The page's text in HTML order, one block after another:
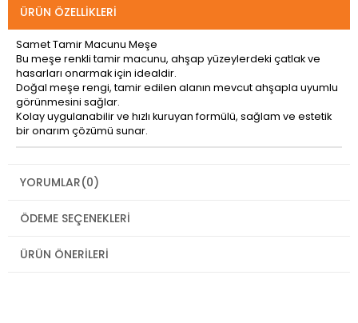
ÜRÜN ÖZELLIKLERI
Samet Tamir Macunu Meşe
Bu meşe renkli tamir macunu, ahşap yüzeylerdeki çatlak ve
hasarları onarmak için idealdir.
Doğal meşe rengi, tamir edilen alanın mevcut ahşapla uyumlu
görünmesini sağlar.
Kolay uygulanabilir ve hızlı kuruyan formülü, sağlam ve estetik
bir onarım çözümü sunar.
YORUMLAR(0)
ÖDEME SEÇENEKLERI
ÜRÜN ÖNERILERI